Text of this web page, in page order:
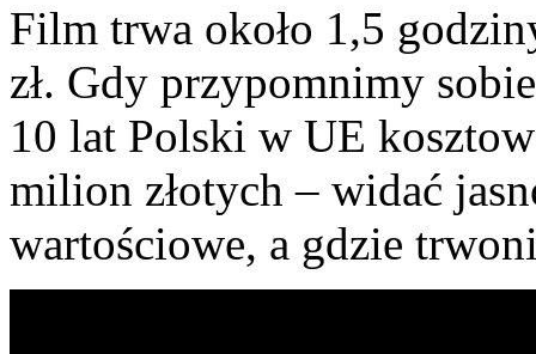
Film trwa około 1,5
zł. Gdy przypomnimy
10 lat Polski w UE
milion złotych – widać
wartościowe, a gdzie